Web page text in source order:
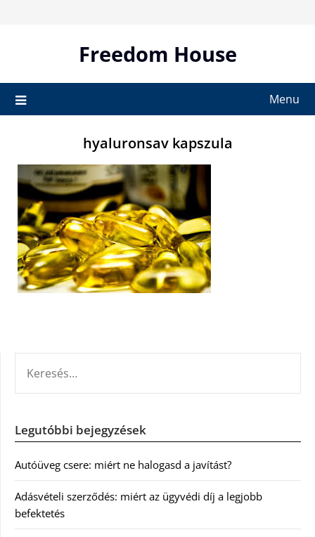
Freedom House
Menu
hyaluronsav kapszula
Legutóbbi bejegyzések
Autóüveg csere: miért ne halogasd a javítást?
Adásvételi szerződés: miért az ügyvédi díj a legjobb
befektetés